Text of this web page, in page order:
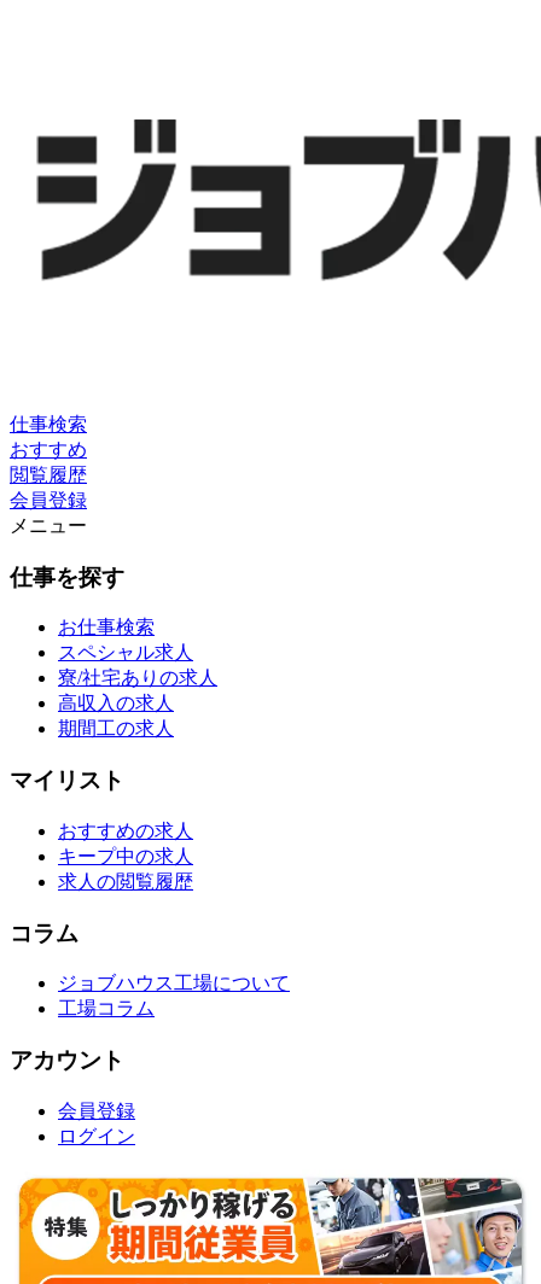
仕事検索
おすすめ
閲覧履歴
会員登録
メニュー
仕事を探す
お仕事検索
スペシャル求人
寮/社宅ありの求人
高収入の求人
期間工の求人
マイリスト
おすすめの求人
キープ中の求人
求人の閲覧履歴
コラム
ジョブハウス工場について
工場コラム
アカウント
会員登録
ログイン